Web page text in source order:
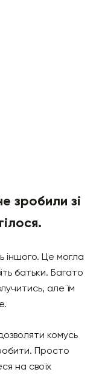
зробили зі
іншого. Це могла
батьки. Багато
але їм
комусь
Просто
на своїх